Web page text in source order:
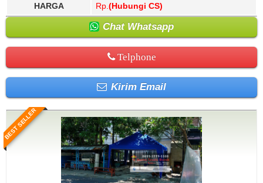
HARGA Rp. (Hubungi CS)
Chat Whatsapp
Telphone
Kirim Email
BEST SELLER